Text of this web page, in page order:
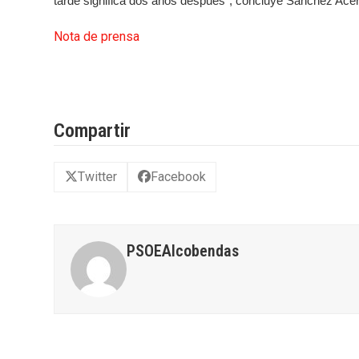
Nota de prensa
Compartir
Twitter Facebook
PSOEAlcobendas